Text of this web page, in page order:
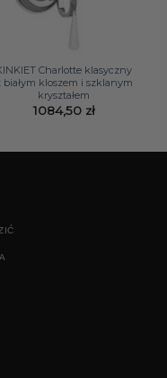
Charlotte klasyczny
białym kloszem i szklanym
kryształem
1084,50 zł